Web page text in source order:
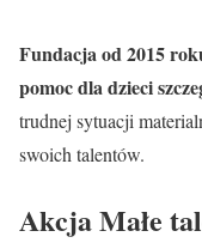
Fundacja od 2015
pomoc dla dzieci
trudnej sytuacji
swoich talentów.
Akcja Małe